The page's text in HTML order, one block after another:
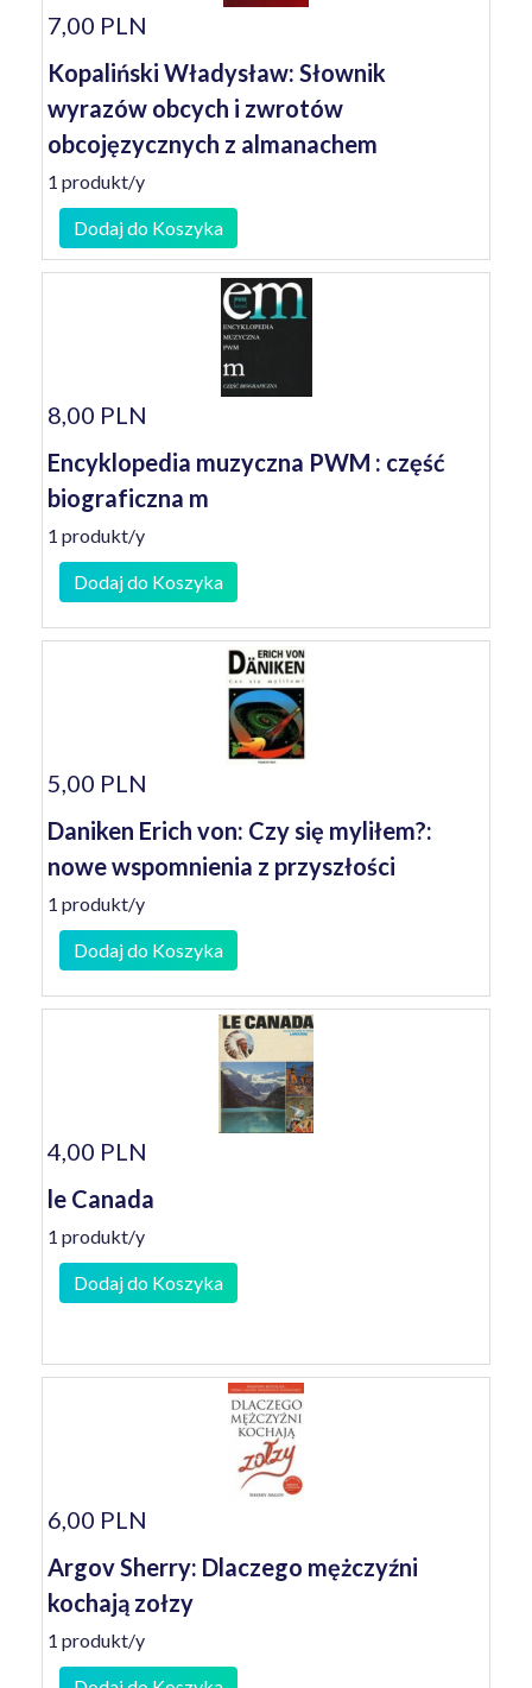
7,00 PLN
Kopaliński Władysław: Słownik
wyrazów obcych i zwrotów
obcojęzycznych z almanachem
1 produkt/y
Dodaj do Koszyka
8,00 PLN
Encyklopedia muzyczna PWM : część
biograficzna m
1 produkt/y
Dodaj do Koszyka
5,00 PLN
Daniken Erich von: Czy się myliłem?:
nowe wspomnienia z przyszłości
1 produkt/y
Dodaj do Koszyka
4,00 PLN
le Canada
1 produkt/y
Dodaj do Koszyka
6,00 PLN
Argov Sherry: Dlaczego mężczyźni
kochają zołzy
1 produkt/y